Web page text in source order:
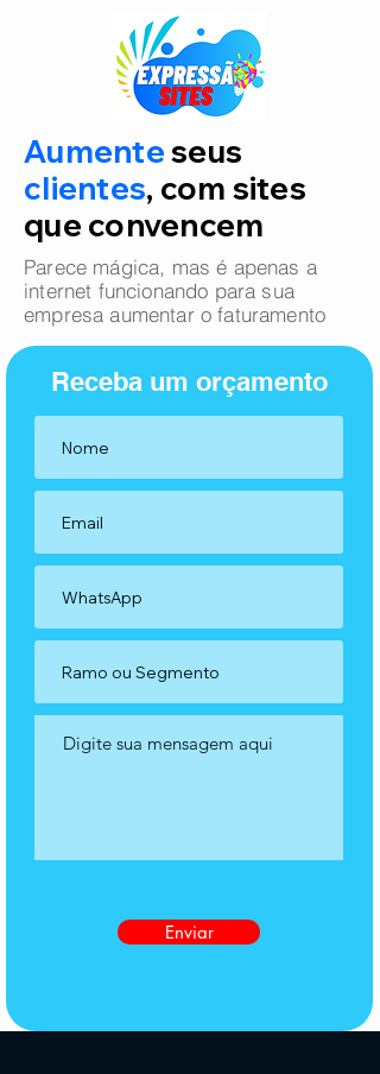
Aumenteseus
clientes, com sites
que convencem
Parece mágica, mas é apenas a
internet funcionando para sua
empresa aumentar o faturamento
Receba um orçamento
Enviar